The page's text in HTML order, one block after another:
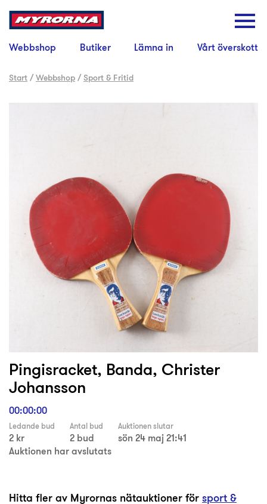
Webbshop Butiker Lämna in Vårt överskott
Start /Webbshop /Sport & Fritid
Pingisracket, Banda, Christer
Johansson
00:00:00
Ledande bud
2 kr
Antal bud
2 bud
Auktionen slutar
sön 24 maj 21:41
Auktionen har avslutats
Hitta fler av Myrornas nätauktioner försport &